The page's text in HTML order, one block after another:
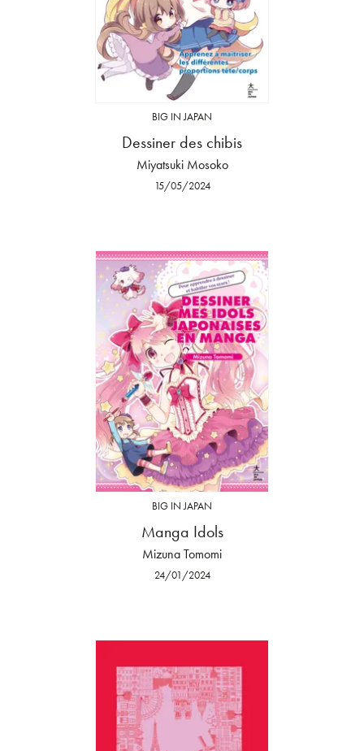
BIG IN JAPAN
Dessiner des chibis
Miyatsuki Mosoko
15/05/2024
BIG IN JAPAN
Manga Idols
Mizuna Tomomi
24/01/2024